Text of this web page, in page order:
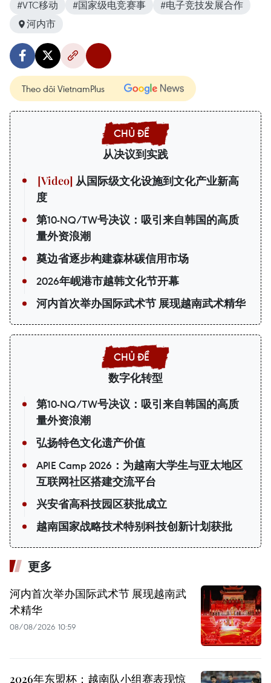
#VTC移动
#国家级电竞赛事
#电子竞技发展合作
河内市
Theo dõi VietnamPlus
从决议到实践
从国际级文化设施到文化产业新高
度
第10-NQ/TW号决议：吸引来自韩国的高质
量外资浪潮
奠边省逐步构建森林碳信用市场
2026年岘港市越韩文化节开幕
河内首次举办国际武术节 展现越南武术精华
数字化转型
第10-NQ/TW号决议：吸引来自韩国的高质
量外资浪潮
弘扬特色文化遗产价值
APIE Camp 2026：为越南大学生与亚太地区
互联网社区搭建交流平台
兴安省高科技园区获批成立
越南国家战略技术特别科技创新计划获批
更多
河内首次举办国际武术节 展现越南武
术精华
08/08/2026 10:59
2026年东盟杯：越南队小组赛表现惊